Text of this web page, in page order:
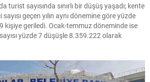
turist sayısında sınırlı bir düşüş yaşadı; kente
geçen yılın aynı dönemine göre yüzde
kişiye geriledi. Ocak-temmuz döneminde ise
yüzde 7 düşüşle 8.359.222 olarak
olumsuz etkiledi....